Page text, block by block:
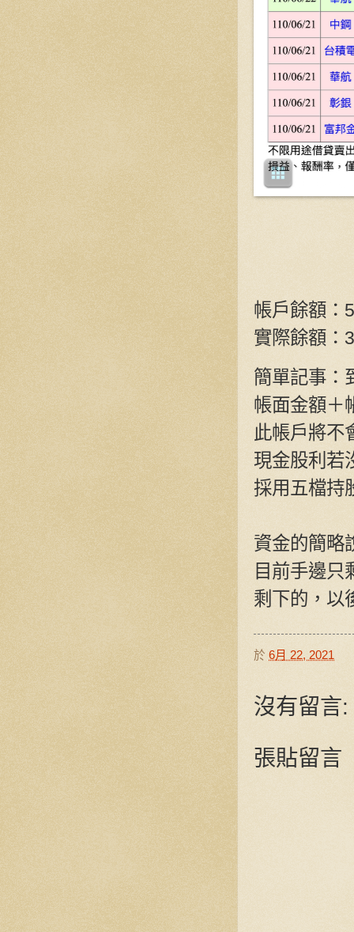
帳戶餘額：
實際餘額：
簡單記事：
帳面金額＋
此帳戶將不
現金股利若
採用五檔持
資金的簡略
目前手邊只
剩下的，以
於 6月 22, 2021
沒有留言:
張貼留言